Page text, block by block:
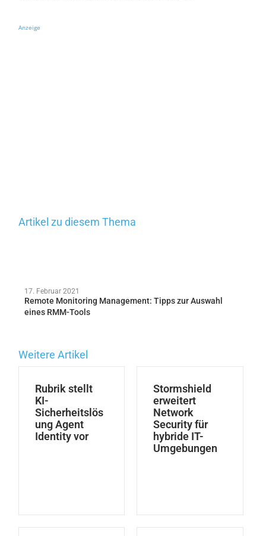
Anzeige
Artikel zu diesem Thema
17. Februar 2021
Remote Monitoring Management: Tipps zur Auswahl
eines RMM-Tools
Weitere Artikel
Rubrik stellt
KI-
Sicherheitslös
ung Agent
Identity vor
Stormshield
erweitert
Network
Security für
hybride IT-
Umgebungen